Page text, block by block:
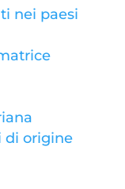
nei paesi
di origine